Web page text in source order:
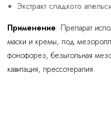
Экстракт сладкого
Применение: Препарат
маски и кремы, под
фонофорез, безыгольная
кавитация, прессотерапия.